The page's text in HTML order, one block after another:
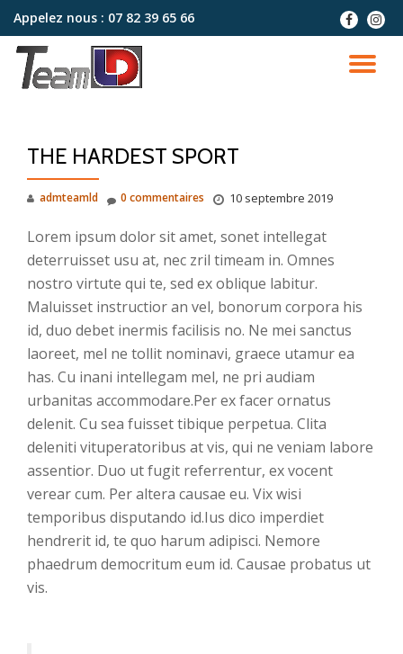
Aller
contenu
Appelez nous : 07 82 39 65 66
fa-
facebook
fa-
THE HARDEST SPORT
admteamld 10 septembre 2019
0 commentaires
Lorem ipsum dolor sit amet, sonet intellegat
deterruisset usu at, nec zril timeam in. Omnes
nostro virtute qui te, sed ex oblique labitur.
Maluisset instructior an vel, bonorum corpora his
id, duo debet inermis facilisis no. Ne mei sanctus
laoreet, mel ne tollit nominavi, graece utamur ea
has. Cu inani intellegam mel, ne pri audiam
urbanitas accommodare.Per ex facer ornatus
delenit. Cu sea fuisset tibique perpetua. Clita
deleniti vituperatoribus at vis, qui ne veniam labore
assentior. Duo ut fugit referrentur, ex vocent
verear cum. Per altera causae eu. Vix wisi
temporibus disputando id.Ius dico imperdiet
hendrerit id, te quo harum adipisci. Nemore
phaedrum democritum eum id. Causae probatus ut
vis.